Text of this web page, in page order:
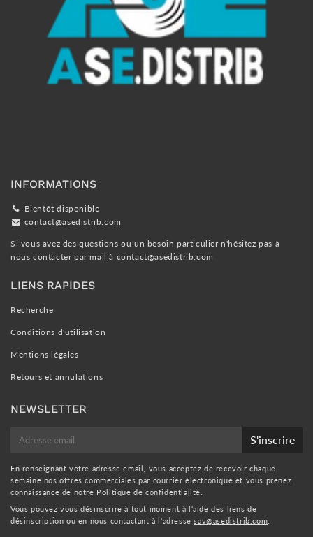
INFORMATIONS
Bientôt disponible
contact@asedistrib.com
Si vous avez des questions ou un besoin particulier n'hésitez pas à
nous contacter par mail à contact@asedistrib.com
LIENS RAPIDES
Recherche
Conditions d'utilisation
Mentions légales
Retours et annulations
NEWSLETTER
mail
S'inscrire
En renseignant votre adresse email, vous acceptez de recevoir chaque
semaine nos offres commerciales par courrier électronique et vous prenez
connaissance de notre Politique de confidentialité
Vous pouvez vous désinscrire à tout moment à l'aide des liens de
désinscription ou en nous contactant à l'adressesav@asedistrib.com